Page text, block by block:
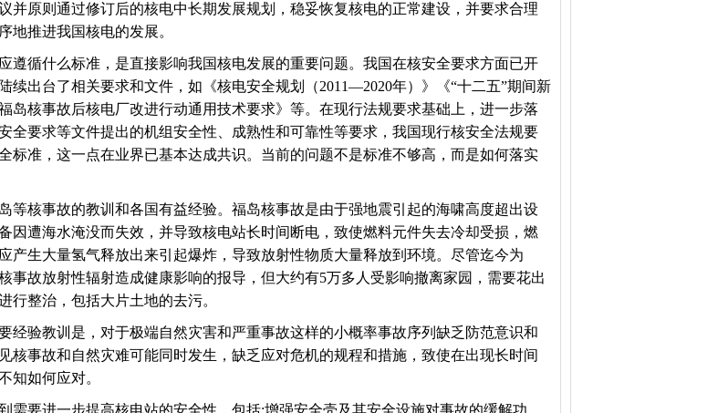
并原则通过修订后的核电中长期发展规划，稳妥恢复核电的正常建设，并要求合理
地推进我国核电的发展。
循什么标准，是直接影响我国核电发展的重要问题。我国在核安全要求方面已开
续出台了相关要求和文件，如《核电安全规划（2011—2020年）》《“十二五”期间新
岛核事故后核电厂改进行动通用技术要求》等。在现行法规要求基础上，进一步落
全要求等文件提出的机组安全性、成熟性和可靠性等要求，我国现行核安全法规要
标准，这一点在业界已基本达成共识。当前的问题不是标准不够高，而是如何落实
核事故的教训和各国有益经验。福岛核事故是由于强地震引起的海啸高度超出设
因遭海水淹没而失效，并导致核电站长时间断电，致使燃料元件失去冷却受损，燃
产生大量氢气释放出来引起爆炸，导致放射性物质大量释放到环境。尽管迄今为
事故放射性辐射造成健康影响的报导，但大约有5万多人受影响撤离家园，需要花出
行整治，包括大片土地的去污。
验教训是，对于极端自然灾害和严重事故这样的小概率事故序列缺乏防范意识和
核事故和自然灾难可能同时发生，缺乏应对危机的规程和措施，致使在出现长时间
知如何应对。
要进一步提高核电站的安全性，包括:增强安全壳及其安全设施对事故的缓解功